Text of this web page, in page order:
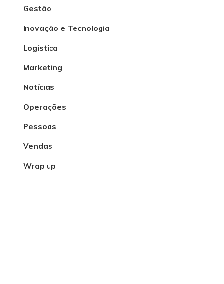
Gestão
Inovação e Tecnologia
Logística
Marketing
Notícias
Operações
Pessoas
Vendas
Wrap up